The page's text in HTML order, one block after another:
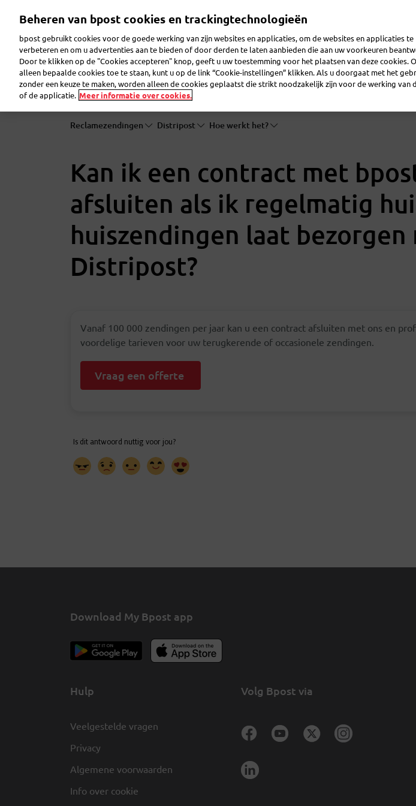
inhoud
Reclame maken Pakjes verzenden Post verzenden Post ontvangen Logistiek
Reclamezendingen Distripost Hoe werkt het?
Kan ik een contract met
afsluiten als ik regelmatig
huiszendingen laat bezorgen
Distripost?
Vanaf 100 000 zendingen per jaar kan u een contract afsluiten met ons en
voordelige tarieven voor uw terugkerende of occasionele zendingen.
Vraag een offerte
Download My Bpost app
Hulp
Veelgestelde vragen
Privacy
Algemene voorwaarden
Info over cookie
Volg Bpost via
Beheren van bpost cookies en trackingtechnologieën
bpost gebruikt cookies voor de goede werking van zijn websites en applicaties, om de websites en applicaties te
verbeteren en om u advertenties aan te bieden of door derden te laten aanbieden die aan uw voorkeuren
Door te klikken op de "Cookies accepteren" knop, geeft u uw toestemming voor het plaatsen van deze cookies.
alleen bepaalde cookies toe te staan, kunt u op de link “Cookie-instellingen” klikken. Als u doorgaat met het
zonder een keuze te maken, worden alleen de cookies geplaatst die strikt noodzakelijk zijn voor de werking van
of de applicatie. Meer informatie over cookies.